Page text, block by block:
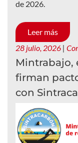
de 2026.
Leer más
28 julio, 2026 |
Mintrabajo,
firman
con